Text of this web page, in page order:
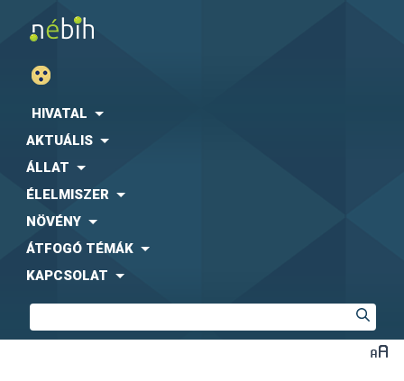
HIVATAL
AKTUÁLIS
ÁLLAT
ÉLELMISZER
NÖVÉNY
ÁTFOGÓ TÉMÁK
KAPCSOLAT